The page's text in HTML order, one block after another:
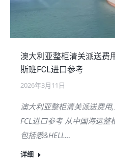
澳大利亚整柜清关派送费
斯班FCL进口参考
2026年3月11日
澳大利亚整柜清关派送费
FCL进口参考 从中国海运
包括悉&HELL…
详细